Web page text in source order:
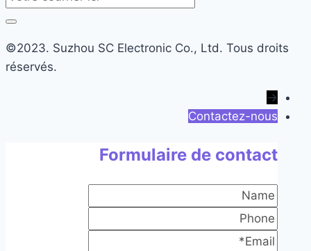
©2023. Suzhou SC Electronic Co., Ltd. Tous droits
réservés.
→
Contactez-nous
Formulaire de contact